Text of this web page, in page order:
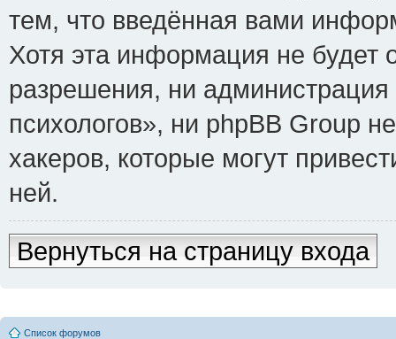
тем, что введённая вами
Хотя эта информация не будет
разрешения, ни
психологов», ни phpBB Group
хакеров, которые могут
ней.
Вернуться на страницу входа
Список форумов